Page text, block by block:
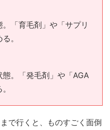
「育毛剤」や「サプリ
。
。「発毛剤」や「AGA
で行くと、ものすごく面倒